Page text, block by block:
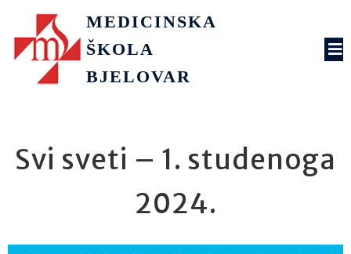
MEDICINSKA
ŠKOLA
BJELOVAR
Svi sveti – 1. studenoga
2024.